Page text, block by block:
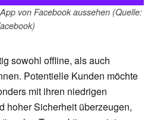
von Facebook aussehen (Quelle:
sowohl offline, als auch
Potentielle Kunden möchte
mit ihren niedrigen
hoher Sicherheit überzeugen,